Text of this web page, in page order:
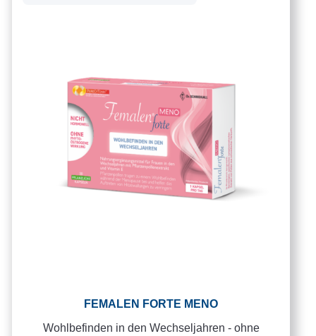
FEMALEN FORTE MENO
Wohlbefinden in den Wechseljahren - ohne